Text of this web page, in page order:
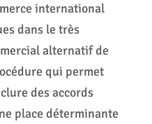
international
dans le très
alternatif de
qui permet
des accords
place déterminante